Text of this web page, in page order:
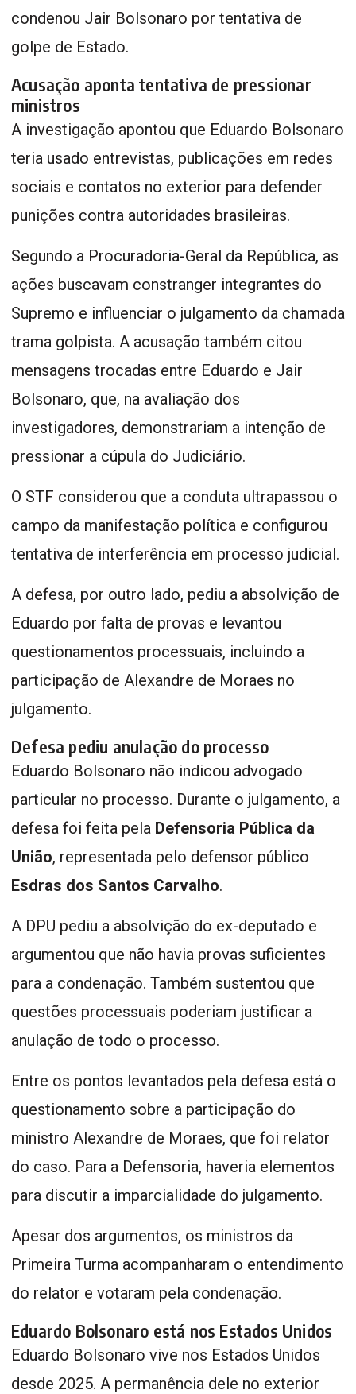
condenou Jair Bolsonaro por tentativa de
golpe de Estado.
Acusação aponta tentativa de pressionar
ministros
A investigação apontou que Eduardo Bolsonaro
teria usado entrevistas, publicações em redes
sociais e contatos no exterior para defender
punições contra autoridades brasileiras.
Segundo a Procuradoria-Geral da República, as
ações buscavam constranger integrantes do
Supremo e influenciar o julgamento da chamada
trama golpista. A acusação também citou
mensagens trocadas entre Eduardo e Jair
Bolsonaro, que, na avaliação dos
investigadores, demonstrariam a intenção de
pressionar a cúpula do Judiciário.
O STF considerou que a conduta ultrapassou o
campo da manifestação política e configurou
tentativa de interferência em processo judicial.
A defesa, por outro lado, pediu a absolvição de
Eduardo por falta de provas e levantou
questionamentos processuais, incluindo a
participação de Alexandre de Moraes no
julgamento.
Defesa pediu anulação do processo
Eduardo Bolsonaro não indicou advogado
particular no processo. Durante o julgamento, a
defesa foi feita pela Defensoria Pública da
União, representada pelo defensor público
Esdras dos Santos Carvalho.
A DPU pediu a absolvição do ex-deputado e
argumentou que não havia provas suficientes
para a condenação. Também sustentou que
questões processuais poderiam justificar a
anulação de todo o processo.
Entre os pontos levantados pela defesa está o
questionamento sobre a participação do
ministro Alexandre de Moraes, que foi relator
do caso. Para a Defensoria, haveria elementos
para discutir a imparcialidade do julgamento.
Apesar dos argumentos, os ministros da
Primeira Turma acompanharam o entendimento
do relator e votaram pela condenação.
Eduardo Bolsonaro está nos Estados Unidos
Eduardo Bolsonaro vive nos Estados Unidos
desde 2025. A permanência dele no exterior